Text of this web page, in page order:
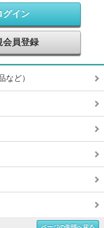
グイン
会員登録
など）